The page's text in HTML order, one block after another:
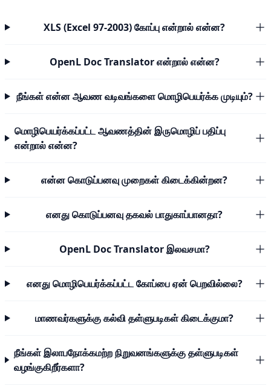
XLS (Excel 97-2003) கோப்பு என்றால் என்ன?
OpenL Doc Translator என்றால் என்ன?
நீங்கள் என்ன ஆவண வடிவங்களை மொழிபெயர்க்க முடியும்?
மொழிபெயர்க்கப்பட்ட ஆவணத்தின் இருமொழிப் பதிப்பு
என்றால் என்ன?
என்ன கொடுப்பனவு முறைகள் கிடைக்கின்றன?
எனது கொடுப்பனவு தகவல் பாதுகாப்பானதா?
OpenL Doc Translator இலவசமா?
எனது மொழிபெயர்க்கப்பட்ட கோப்பை ஏன் பெறவில்லை?
மாணவர்களுக்கு கல்வி தள்ளுபடிகள் கிடைக்குமா?
நீங்கள் இலாபநோக்கமற்ற நிறுவனங்களுக்கு தள்ளுபடிகள்
வழங்குகிறீர்களா?